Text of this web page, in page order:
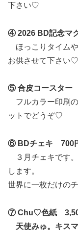
下さい♡
④ 2026 BD記念マ
ほっこりタイム
お供させて下さい♡
⑤ 合皮コースター
フルカラー印刷
ットでどうぞ♡
⑥ BDチェキ 700
３月チェキです
します。
世界に一枚だけのチ
⑦ Chu♡色紙
天使みゅ。キス